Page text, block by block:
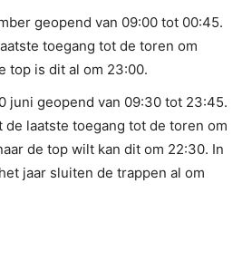
geopend van 09:00 tot 00:45.
toegang tot de toren om
top is dit al om 23:00.
juni geopend van 09:30 tot 23:45.
de laatste toegang tot de toren om
de top wilt kan dit om 22:30. In
jaar sluiten de trappen al om